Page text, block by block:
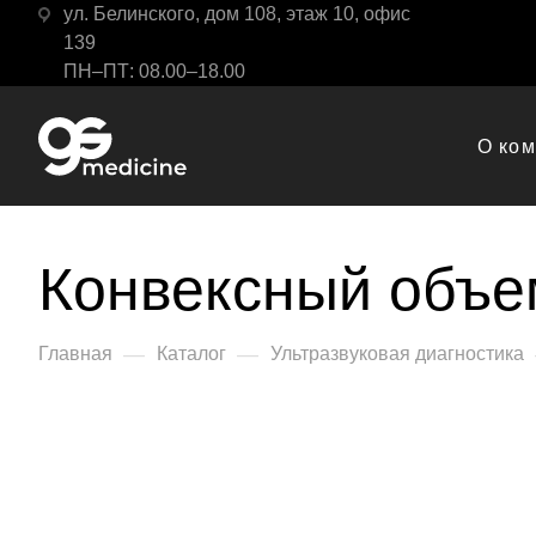
ул. Белинского, дом 108, этаж 10, офис
139
ПН–ПТ: 08.00–18.00
О
Конвексный
Главная — Каталог — Ультразвуковая диагностика